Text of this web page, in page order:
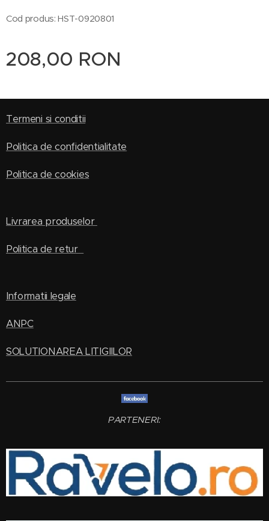
Cod produs: HST-0920801
208,00 RON
Termeni si conditii
Politica de confidentialitate
Politica de cookies
Livrarea produselor
Politica de retur
Informatii legale
ANPC
SOLUTIONAREA LITIGIILOR
PARTENERI: